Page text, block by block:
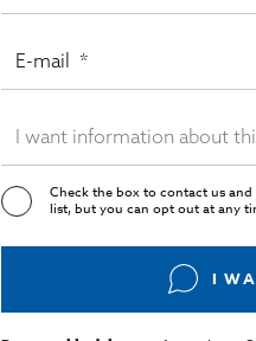
Check the box to contact us
list, but you can opt out at any
I